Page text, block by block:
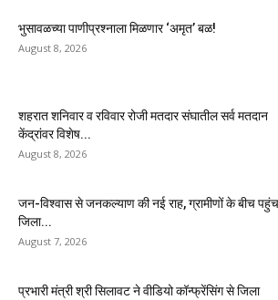
भुसावळच्या पाणीप्रश्नाला मिळणार ‘अमृत’ बळ!
August 8, 2026
शहरात शनिवार व रविवार रोजी मतदार संघातील सर्व मतदान
केंद्रांवर विशेष...
August 8, 2026
जन-विश्वास से जनकल्याण की नई राह, ग्रामीणों के बीच
जिला...
August 7, 2026
प्रभारी मंत्री श्री सिलावट ने वीडियो कॉन्फ्रेंसिंग से जिला